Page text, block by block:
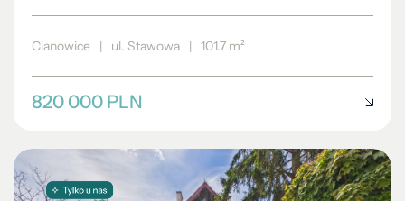
Cianowice ul. Stawowa 101.7 m²
820 000 PLN